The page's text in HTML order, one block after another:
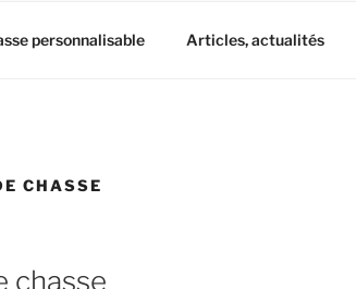
personnalisable Articles, actualités
CHASSE
chasse